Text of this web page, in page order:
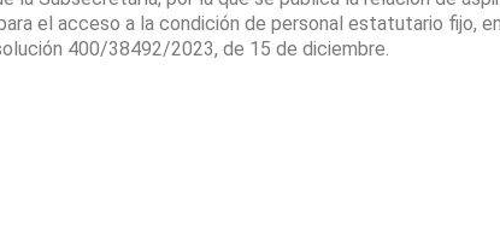
el acceso a la condición de personal estatutario fijo,
400/38492/2023, de 15 de diciembre.